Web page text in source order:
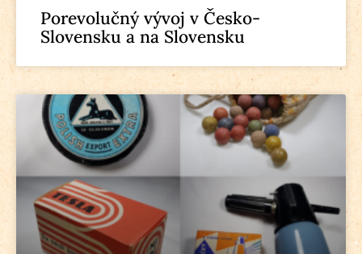
Porevolučný vývoj v Česko-
Slovensku a na Slovensku